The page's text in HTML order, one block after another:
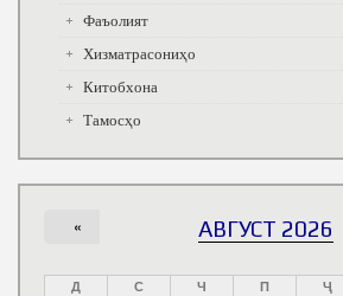
Фаъолият
Хизматрасониҳо
Китобхона
Тамосҳо
АВГУСТ 2026
«
Д С Ч П Ҷ